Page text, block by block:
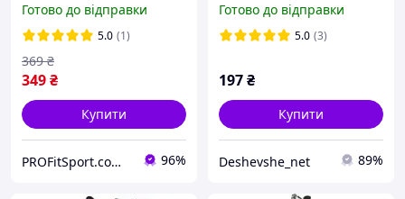
Готово до відправки
5.0 (1)
349₴
369 ₴
Купити
PROFitSport.com.ua - Интернет-магазин спортинвентаря 96%
трекінгу скандинавської
ходьби Profi MS 2019-1
Готово до відправки
5.0 (3)
197₴
Купити
Deshevshe_net 89%